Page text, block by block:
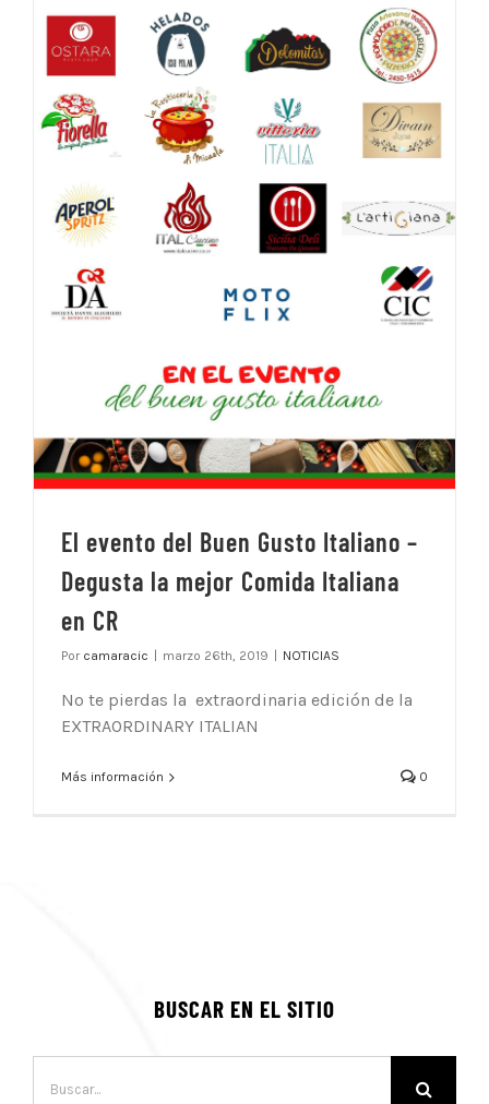
El evento del Buen Gusto Italiano –
Degusta la mejor Comida Italiana
en CR
Por camaracic marzo 26th, 2019 NOTICIAS
No te pierdas la extraordinaria edición de la
EXTRAORDINARY ITALIAN
Más información 0
BUSCAR EN EL SITIO